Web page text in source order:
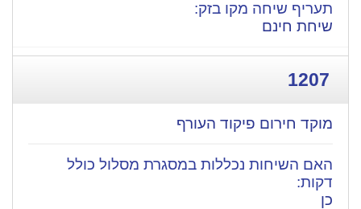
שיחת חינם
1207
מוקד חירום פיקוד העורף
כן